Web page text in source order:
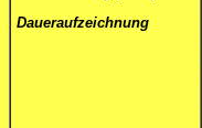
Daueraufzeichnung